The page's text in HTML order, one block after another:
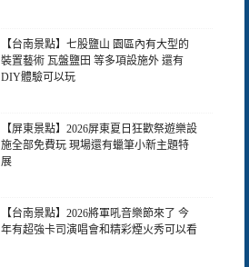
【台南景點】七股鹽山 園區內有大型的
裝置藝術 瓦盤鹽田 等多項設施外 還有
DIY體驗可以玩
【屏東景點】2026屏東夏日狂歡祭遊樂設
施全部免費玩 現場還有蠟筆小新主題特
展
【台南景點】2026將軍吼音樂節來了 今
年有超強卡司演唱會和精彩煙火秀可以看